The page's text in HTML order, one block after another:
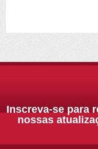
Inscreva-se para
nossas